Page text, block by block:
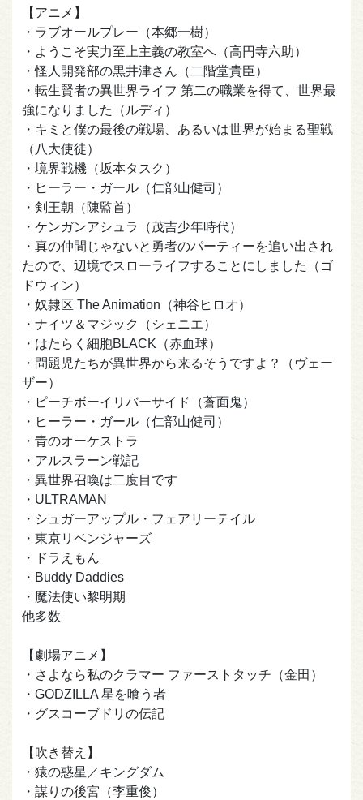
【アニメ】
・ラブオールプレー（本郷一樹）
・ようこそ実力至上主義の教室へ（高円寺六助）
・怪人開発部の黒井津さん（二階堂貴臣）
・転生賢者の異世界ライフ 第二の職業を得て、世界最
強になりました（ルディ）
・キミと僕の最後の戦場、あるいは世界が始まる聖戦
（八大使徒）
・境界戦機（坂本タスク）
・ヒーラー・ガール（仁部山健司）
・剣王朝（陳監首）
・ケンガンアシュラ（茂吉少年時代）
・真の仲間じゃないと勇者のパーティーを追い出され
たので、辺境でスローライフすることにしました（ゴ
ドウィン）
・奴隷区 The Animation（神谷ヒロオ）
・ナイツ＆マジック（シェニエ）
・はたらく細胞BLACK（赤血球）
・問題児たちが異世界から来るそうですよ？（ヴェー
ザー）
・ピーチボーイリバーサイド（蒼面鬼）
・ヒーラー・ガール（仁部山健司）
・青のオーケストラ
・アルスラーン戦記
・異世界召喚は二度目です
・ULTRAMAN
・シュガーアップル・フェアリーテイル
・東京リベンジャーズ
・ドラえもん
・Buddy Daddies
・魔法使い黎明期
他多数
【劇場アニメ】
・さよなら私のクラマー ファーストタッチ（金田）
・GODZILLA 星を喰う者
・グスコーブドリの伝記
【吹き替え】
・猿の惑星／キングダム
・謀りの後宮（李重俊）